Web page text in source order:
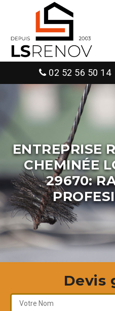
02 52 56 50 14
ENTREPRISE
CHEMINÉE
29670:
Devis